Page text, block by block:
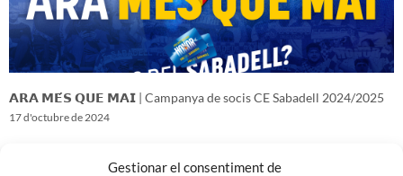
Gestionar el consentiment de
𝗔𝗥𝗔 𝗠𝗘́𝗦 𝗤𝗨𝗘 𝗠𝗔𝗜 | Campanya de socis CE Sabadell 2024/2025
17 d'octubre de 2024